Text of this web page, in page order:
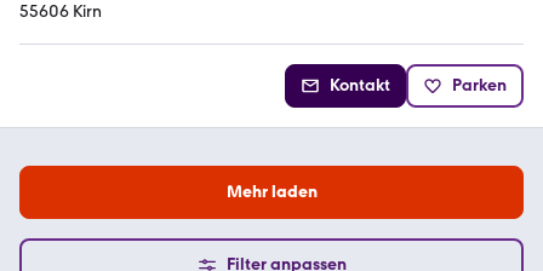
55606 Kirn
Kontakt Parken
Mehr laden
Filter anpassen